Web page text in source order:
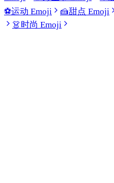
⚽运动 Emoji 🍰甜点 Emoji
👗时尚 Emoji